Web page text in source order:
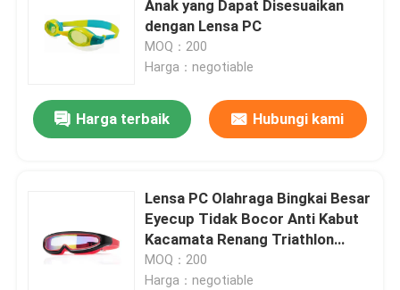
Kacamata Optik Resep
Sirip Berenang Selam
Kacamata Skydiving
Lensa Anti Kabut
Anak yang Dapat Disesuaikan
dengan Lensa PC
MOQ：200
Harga：negotiable
Harga terbaik Hubungi kami
Lensa PC Olahraga Bingkai Besar
Eyecup Tidak Bocor Anti Kabut
Kacamata Renang Triathlon
dengan untuk Anak-anak
kacamata renang modis
MOQ：200
Harga：negotiable